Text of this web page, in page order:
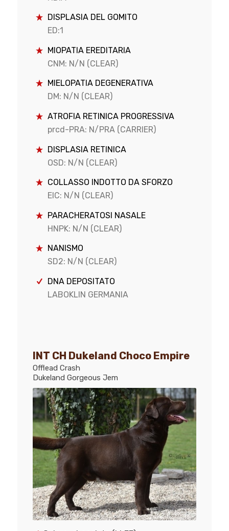
DISPLASIA DEL GOMITO
ED:1
MIOPATIA EREDITARIA
CNM: N/N (CLEAR)
MIELOPATIA DEGENERATIVA
DM: N/N (CLEAR)
ATROFIA RETINICA PROGRESSIVA
prcd-PRA: N/PRA (CARRIER)
DISPLASIA RETINICA
OSD: N/N (CLEAR)
COLLASSO INDOTTO DA SFORZO
EIC: N/N (CLEAR)
PARACHERATOSI NASALE
HNPK: N/N (CLEAR)
NANISMO
SD2: N/N (CLEAR)
DNA DEPOSITATO
LABOKLIN GERMANIA
INT CH Dukeland Choco Empire
Offlead Crash
Dukeland Gorgeous Jem